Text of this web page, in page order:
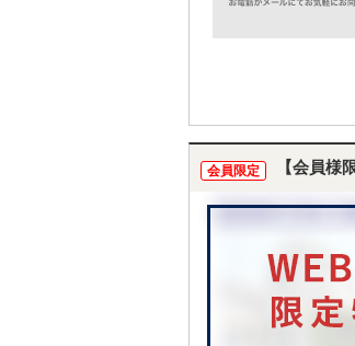
会員限定 【会員様